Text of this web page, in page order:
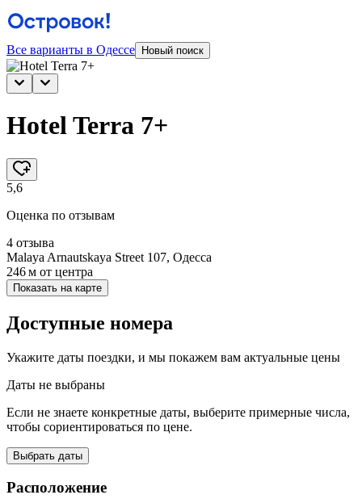
Все варианты в Одессе Новый поиск
Hotel Terra 7+
5,6
Оценка по отзывам
4 отзыва
Malaya Arnautskaya Street 107, Одесса
246 м от центра
Показать на карте
Доступные номера
Укажите даты поездки, и мы покажем вам актуальные цены
Даты не выбраны
Если не знаете конкретные даты, выберите примерные числа,
чтобы сориентироваться по цене.
Выбрать даты
Расположение